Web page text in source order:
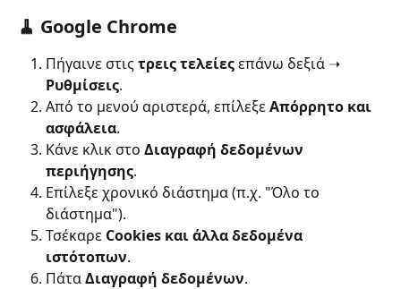
🧹 Google Chrome
Πήγαινε στις τρεις τελείες επάνω δεξιά ➝
Ρυθμίσεις.
Από το μενού αριστερά, επίλεξε Απόρρητο και
ασφάλεια.
Κάνε κλικ στο Διαγραφή δεδομένων
περιήγησης.
Επίλεξε χρονικό διάστημα (π.χ. "Όλο το
διάστημα").
Τσέκαρε Cookies και άλλα δεδομένα
ιστότοπων.
Πάτα Διαγραφή δεδομένων.